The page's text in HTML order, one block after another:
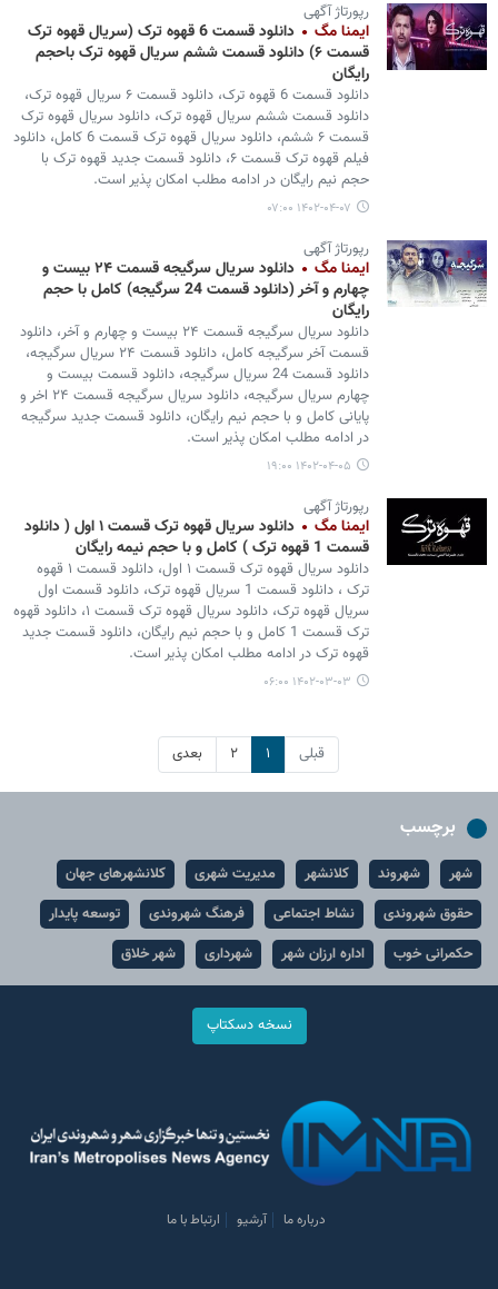
رپورتاژ آگهی
ایمنا مگ
دانلود قسمت 6 قهوه ترک (سریال قهوه ترک
قسمت ۶) دانلود قسمت ششم سریال قهوه ترک باحجم
رایگان
دانلود قسمت 6 قهوه ترک، دانلود قسمت ۶ سریال قهوه ترک،
دانلود قسمت ششم سریال قهوه ترک، دانلود سریال قهوه ترک
قسمت ۶ ششم، دانلود سریال قهوه ترک قسمت 6 کامل، دانلود
فیلم قهوه ترک قسمت ۶، دانلود قسمت جدید قهوه ترک با
حجم نیم رایگان در ادامه مطلب امکان پذیر است.
۱۴۰۲-۰۴-۰۷ ۰۷:۰۰
رپورتاژ آگهی
ایمنا مگ
دانلود سریال سرگیجه قسمت ۲۴ بیست و
چهارم و آخر (دانلود قسمت 24 سرگیجه) کامل با حجم
رایگان
دانلود سریال سرگیجه قسمت ۲۴ بیست و چهارم و آخر، دانلود
قسمت آخر سرگیجه کامل، دانلود قسمت ۲۴ سریال سرگیجه،
دانلود قسمت 24 سریال سرگیجه، دانلود قسمت بیست و
چهارم سریال سرگیجه، دانلود سریال سرگیجه قسمت ۲۴ اخر و
پایانی کامل و با حجم نیم رایگان، دانلود قسمت جدید سرگیجه
در ادامه مطلب امکان پذیر است.
۱۴۰۲-۰۴-۰۵ ۱۹:۰۰
رپورتاژ آگهی
ایمنا مگ
دانلود سریال قهوه ترک قسمت ۱ اول ( دانلود
قسمت 1 قهوه ترک ) کامل و با حجم نیمه رایگان
دانلود سریال قهوه ترک قسمت ۱ اول، دانلود قسمت ۱ قهوه
ترک ، دانلود قسمت 1 سریال قهوه ترک، دانلود قسمت اول
سریال قهوه ترک، دانلود سریال قهوه ترک قسمت ۱، دانلود قهوه
ترک قسمت 1 کامل و با حجم نیم رایگان، دانلود قسمت جدید
قهوه ترک در ادامه مطلب امکان پذیر است.
۱۴۰۲-۰۳-۰۳ ۰۶:۰۰
قبلی ۱ ۲ بعدی
برچسب
شهر شهروند کلانشهر مدیریت شهری
کلانشهرهای جهان
حقوق شهروندی
نشاط اجتماعی فرهنگ شهروندی
توسعه پایدار
حکمرانی خوب
اداره ارزان شهر شهرداری شهر خلاق
نسخه دسکتاپ
درباره ما آرشیو ارتباط با ما